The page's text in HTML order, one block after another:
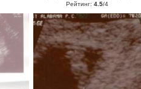
Рейтинг: 4.5/4